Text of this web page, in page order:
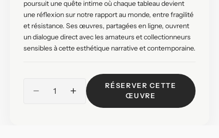
poursuit une quête intime où chaque tableau devient
une réflexion sur notre rapport au monde, entre fragilité
et résistance. Ses œuvres, partagées en ligne, ouvrent
un dialogue direct avec les amateurs et collectionneurs
sensibles à cette esthétique narrative et contemporaine.
Réduire
Augmenter
RÉSERVER CETTE
ŒUVRE